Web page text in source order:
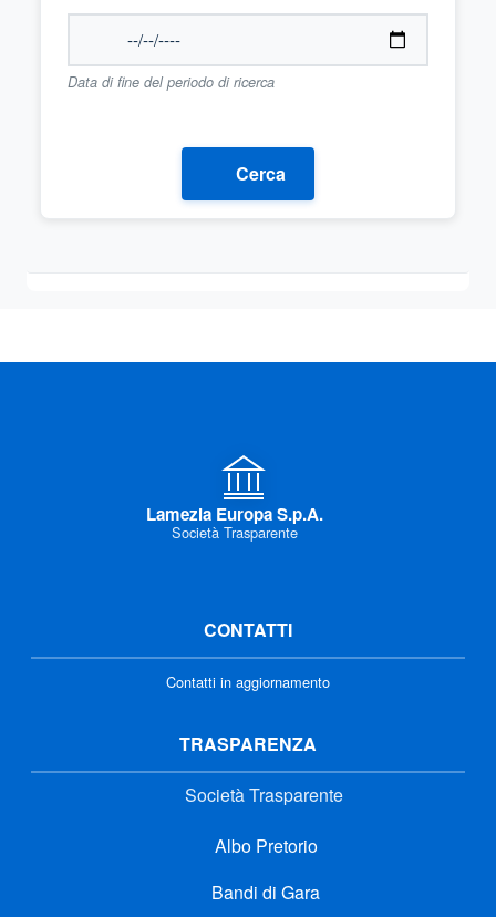
Data di fine del periodo di ricerca
Cerca
Lamezia Europa S.p.A.
Società Trasparente
CONTATTI
Contatti in aggiornamento
TRASPARENZA
Società Trasparente
Albo Pretorio
Bandi di Gara